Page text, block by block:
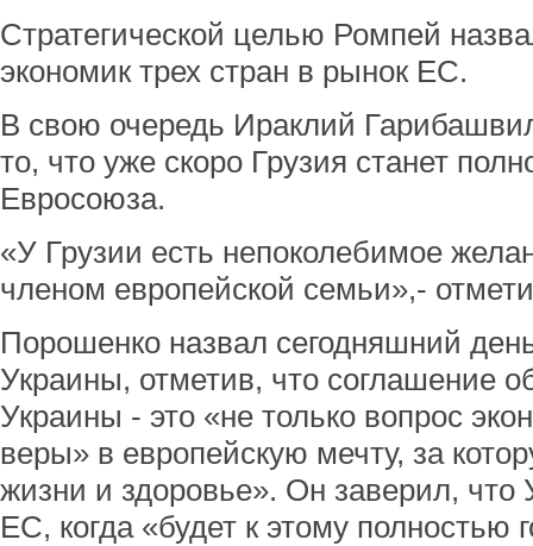
Стратегической целью Ромпей
экономик трех стран в рынок ЕС.
В свою очередь Ираклий
то, что уже скоро Грузия станет
Евросоюза.
«У Грузии есть непоколебимое
членом европейской семьи»,-
Порошенко назвал сегодняшний
Украины, отметив, что соглашение
Украины - это «не только вопрос
веры» в европейскую мечту, за
жизни и здоровье». Он заверил, что
ЕС, когда «будет к этому полностью